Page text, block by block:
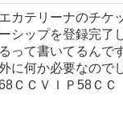
カテリーナのチケ
シップを登録完了
って書いてるんで
に何か必要なので
ＣＣＶＩＰ58ＣＣ